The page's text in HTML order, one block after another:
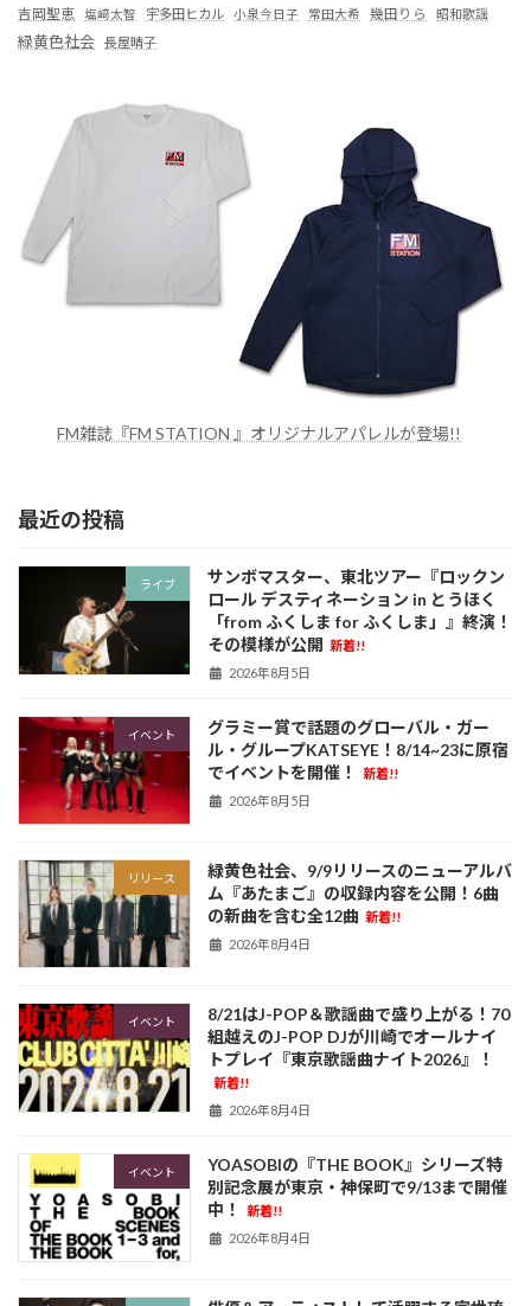
吉岡聖恵 塩﨑太智 宇多田ヒカル 小泉今日子 常田大希 幾田りら 昭和歌謡
緑黄色社会 長屋晴子
FM雑誌『FM STATION 』オリジナルアパレルが登場!!
最近の投稿
ライブ
サンボマスター、東北ツアー『ロックン
ロール デスティネーション in とうほく
「from ふくしま for ふくしま」』終演！
その模様が公開 新着!!
2026年8月5日
イベント
グラミー賞で話題のグローバル・ガー
ル・グループKATSEYE！8/14~23に原宿
でイベントを開催！
新着!!
2026年8月5日
リリース
緑黄色社会、9/9リリースのニューアルバ
ム『あたまご』の収録内容を公開！6曲
の新曲を含む全12曲 新着!!
2026年8月4日
イベント
8/21はJ-POP＆歌謡曲で盛り上がる！70
組越えのJ-POP DJが川崎でオールナイ
トプレイ『東京歌謡曲ナイト2026』！
新着!!
2026年8月4日
イベント
YOASOBIの『THE BOOK』シリーズ特
別記念展が東京・神保町で9/13まで開催
中！
新着!!
2026年8月4日